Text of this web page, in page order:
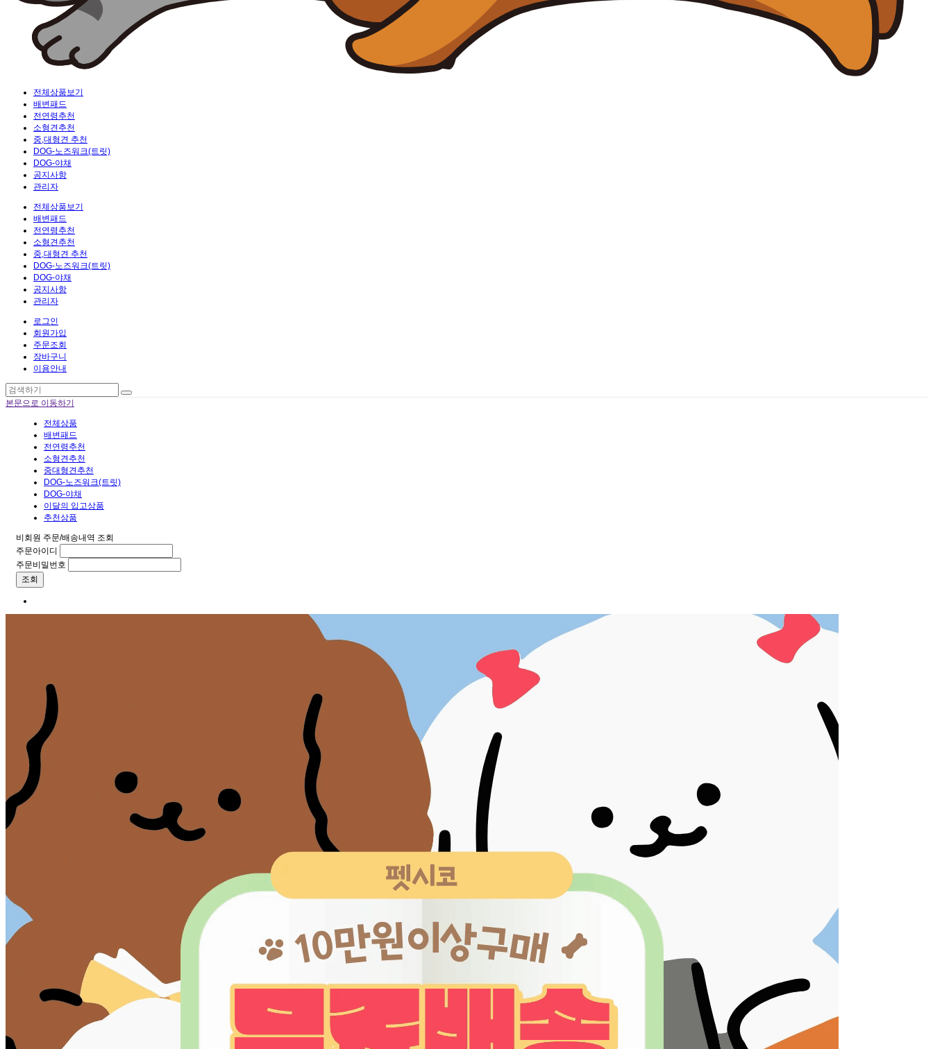
전체상품보기
배변패드
전연령추천
소형견추천
중,대형견 추천
DOG-노즈워크(트릿)
DOG-야채
공지사항
관리자
전체상품보기
배변패드
전연령추천
소형견추천
중,대형견 추천
DOG-노즈워크(트릿)
DOG-야채
공지사항
관리자
로그인
회원가입
주문조회
장바구니
이용안내
본문으로 이동하기
전체상품
배변패드
전연령추천
소형견추천
중대형견추천
DOG-노즈워크(트릿)
DOG-야채
이달의 입고상품
추천상품
비회원 주문/배송내역 조회
주문아이디
주문비밀번호
조회